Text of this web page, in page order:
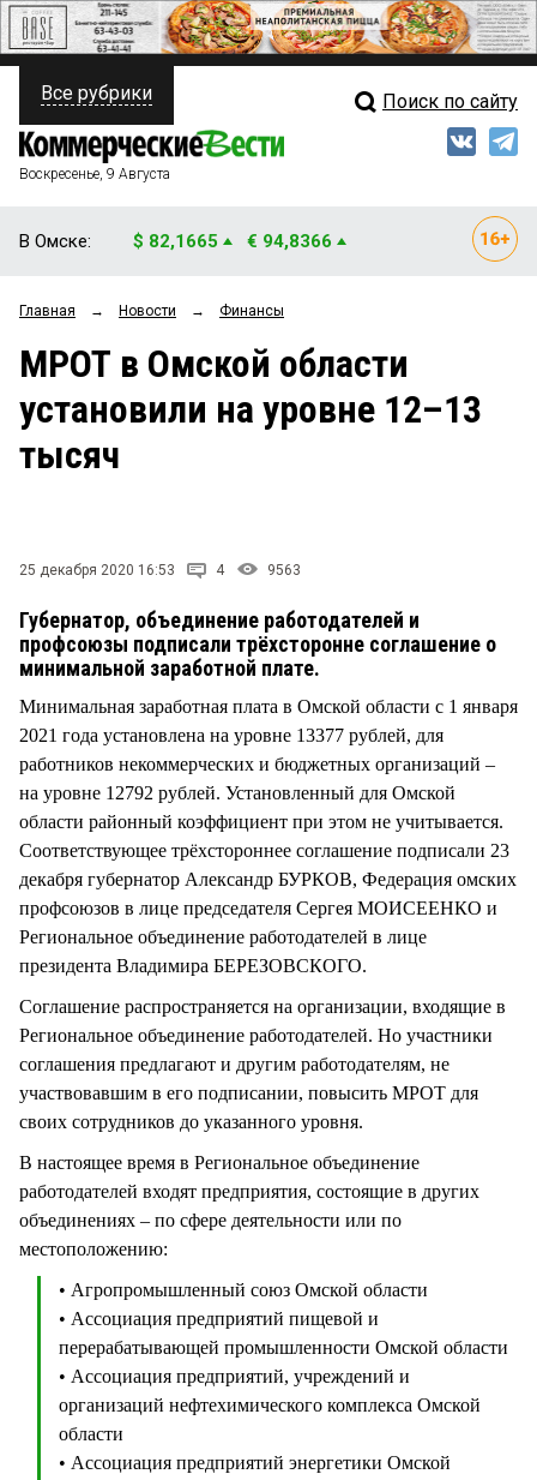
ПОЛИТИКА
ФИНАНСЫ
ОБЩЕСТВО
ЗАКОН
Свежий выпуск
Рейтинги
Блоги
Все рубрики Поиск по сайту
Воскресенье, 9 Августа
В Омске: $ 82,1665 € 94,8366
Главная → Новости → Финансы
МРОТ в Омской области
установили на уровне 12–13
тысяч
25 декабря 2020 16:53 4 9563
Губернатор, объединение работодателей и
профсоюзы подписали трёхсторонне соглашение о
минимальной заработной плате.
Минимальная заработная плата в Омской области с 1 января
2021 года установлена на уровне 13377 рублей, для
работников некоммерческих и бюджетных организаций –
на уровне 12792 рублей. Установленный для Омской
области районный коэффициент при этом не учитывается.
Соответствующее трёхстороннее соглашение подписали 23
декабря губернатор Александр БУРКОВ, Федерация омских
профсоюзов в лице председателя Сергея МОИСЕЕНКО и
Региональное объединение работодателей в лице
президента Владимира БЕРЕЗОВСКОГО.
Соглашение распространяется на организации, входящие в
Региональное объединение работодателей. Но участники
соглашения предлагают и другим работодателям, не
участвовавшим в его подписании, повысить МРОТ для
своих сотрудников до указанного уровня.
В настоящее время в Региональное объединение
работодателей входят предприятия, состоящие в других
объединениях – по сфере деятельности или по
местоположению:
• Агропромышленный союз Омской области
• Ассоциация предприятий пищевой и
перерабатывающей промышленности Омской области
• Ассоциация предприятий, учреждений и
организаций нефтехимического комплекса Омской
области
• Ассоциация предприятий энергетики Омской